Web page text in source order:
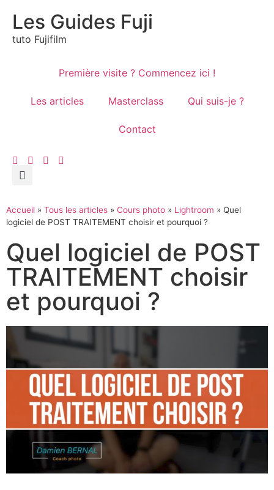
Les Guides Fuji
tuto Fujifilm
Première visite ? Commencez ici !
Les articles Masterclass Qui suis-je ?
Contact
Accueil » Tous les articles » Cours photo » Lightroom » Quel
logiciel de POST TRAITEMENT choisir et pourquoi ?
Quel logiciel de POST
TRAITEMENT choisir
et pourquoi ?